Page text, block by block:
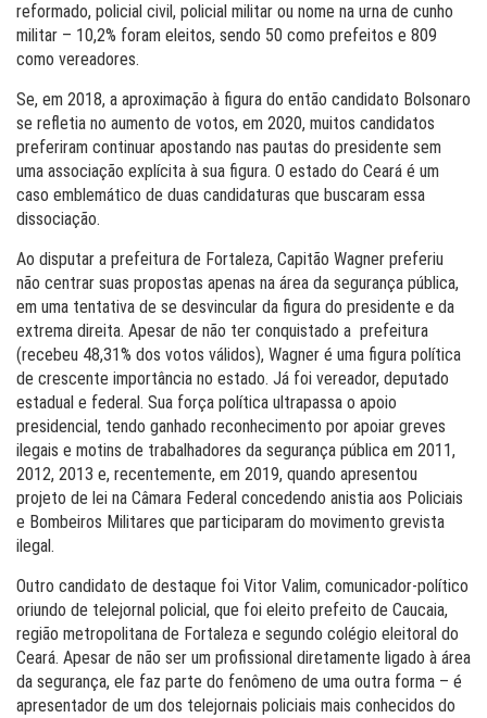
reformado, policial civil, policial militar ou nome na urna de cunho
militar – 10,2% foram eleitos, sendo 50 como prefeitos e 809
como vereadores.
Se, em 2018, a aproximação à figura do então candidato Bolsonaro
se refletia no aumento de votos, em 2020, muitos candidatos
preferiram continuar apostando nas pautas do presidente sem
uma associação explícita à sua figura. O estado do Ceará é um
caso emblemático de duas candidaturas que buscaram essa
dissociação.
Ao disputar a prefeitura de Fortaleza, Capitão Wagner preferiu
não centrar suas propostas apenas na área da segurança pública,
em uma tentativa de se desvincular da figura do presidente e da
extrema direita. Apesar de não ter conquistado a prefeitura
(recebeu 48,31% dos votos válidos), Wagner é uma figura política
de crescente importância no estado. Já foi vereador, deputado
estadual e federal. Sua força política ultrapassa o apoio
presidencial, tendo ganhado reconhecimento por apoiar greves
ilegais e motins de trabalhadores da segurança pública em 2011,
2012, 2013 e, recentemente, em 2019, quando apresentou
projeto de lei na Câmara Federal concedendo anistia aos Policiais
e Bombeiros Militares que participaram do movimento grevista
ilegal.
Outro candidato de destaque foi Vitor Valim, comunicador-político
oriundo de telejornal policial, que foi eleito prefeito de Caucaia,
região metropolitana de Fortaleza e segundo colégio eleitoral do
Ceará. Apesar de não ser um profissional diretamente ligado à área
da segurança, ele faz parte do fenômeno de uma outra forma – é
apresentador de um dos telejornais policiais mais conhecidos do